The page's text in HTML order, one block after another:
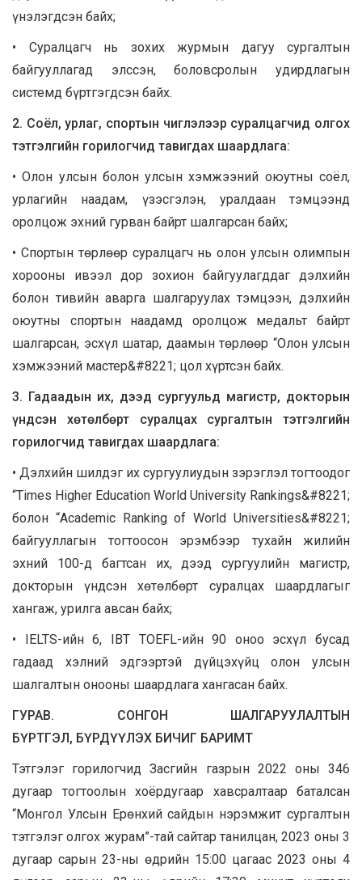
үнэлэгдсэн байх;
• Суралцагч нь зохих журмын дагуу сургалтын
байгууллагад элссэн, боловсролын удирдлагын
системд бүртгэгдсэн байх.
2. Соёл, урлаг, спортын чиглэлээр суралцагчид олгох
тэтгэлгийн горилогчид тавигдах шаардлага:
• Олон улсын болон улсын хэмжээний оюутны соёл,
урлагийн наадам, үзэсгэлэн, уралдаан тэмцээнд
оролцож эхний гурван байрт шалгарсан байх;
• Спортын төрлөөр суралцагч нь олон улсын олимпын
хорооны ивээл дор зохион байгуулагддаг дэлхийн
болон тивийн аварга шалгаруулах тэмцээн, дэлхийн
оюутны спортын наадамд оролцож медальт байрт
шалгарсан, эсхүл шатар, даамын төрлөөр “Олон улсын
хэмжээний мастер&#8221; цол хүртсэн байх.
3. Гадаадын их, дээд сургуульд магистр, докторын
үндсэн хөтөлбөрт суралцах сургалтын тэтгэлгийн
горилогчид тавигдах шаардлага:
• Дэлхийн шилдэг их сургуулиудын зэрэглэл тогтоодог
“Times Higher Education World University Rankings&#8221;
болон “Academic Ranking of World Universities&#8221;
байгууллагын тогтоосон эрэмбээр тухайн жилийн
эхний 100-д багтсан их, дээд сургуулийн магистр,
докторын үндсэн хөтөлбөрт суралцах шаардлагыг
хангаж, урилга авсан байх;
• IELTS-ийн 6, IBT TOEFL-ийн 90 оноо эсхүл бусад
гадаад хэлний эдгээртэй дүйцэхүйц олон улсын
шалгалтын онооны шаардлага хангасан байх.
ГУРАВ. СОНГОН ШАЛГАРУУЛАЛТЫН
БҮРТГЭЛ, БҮРДҮҮЛЭХ БИЧИГ БАРИМТ
Тэтгэлэг горилогчид Засгийн газрын 2022 оны 346
дугаар тогтоолын хоёрдугаар хавсралтаар баталсан
“Монгол Улсын Ерөнхий сайдын нэрэмжит сургалтын
тэтгэлэг олгох журам”-тай сайтар танилцан, 2023 оны 3
дугаар сарын 23-ны өдрийн 15:00 цагаас 2023 оны 4